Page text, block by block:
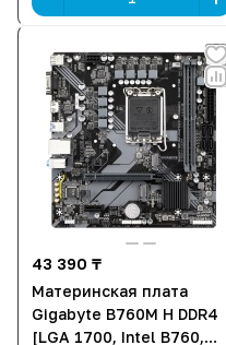
43 390 ₸
Материнская плата
Gigabyte B760M H DDR4
[LGA 1700, Intel B760,